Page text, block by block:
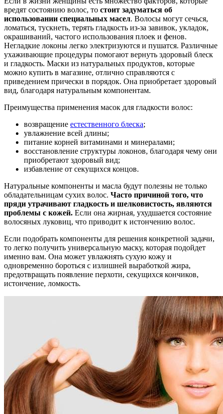
вредят состоянию волос, то стоит задуматься об
использовании специальных масел. Волосы могут сечься,
ломаться, тускнеть, терять гладкость из-за завивок, укладок,
окрашиваний, частого использования плоек и фенов.
Негладкие локоны легко электризуются и пушатся. Различные
ухаживающие процедуры помогают вернуть здоровый блеск
и гладкость. Маски из натуральных продуктов, которые
можно купить в магазине, отлично справляются с
приведением прически в порядок. Она приобретает здоровый
вид, благодаря натуральным компонентам.
Преимущества применения масок для гладкости волос:
возвращение естественного блеска;
увлажнение всей длины;
питание корней витаминами и минералами;
восстановление структуры локонов, благодаря чему они
приобретают здоровый вид;
избавление от секущихся концов.
Натуральные компоненты и масла будут полезны не только
обладательницам сухих волос. Часто причиной того, что
пряди утрачивают гладкость и шелковистость, являются
проблемы с кожей. Если она жирная, ухудшается состояние
волосяных луковиц, что приводит к истончению волос.
Если подобрать компоненты для решения конкретной задачи,
то легко получить универсальную маску, которая подойдет
именно вам. Она может увлажнять сухую кожу и
одновременно бороться с излишней выработкой жира,
предотвращать появление перхоти, секущихся кончиков,
истончение, ломкость.